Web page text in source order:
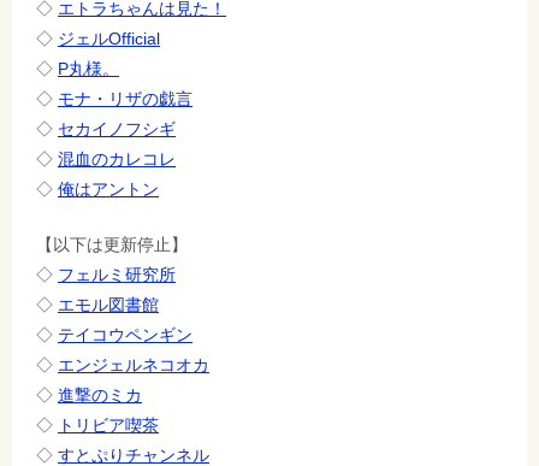
◇ エトラちゃんは見た！
◇ ジェルOfficial
◇ P丸様。
◇ モナ・リザの戯言
◇ セカイノフシギ
◇ 混血のカレコレ
◇ 俺はアントン
【以下は更新停止】
◇ フェルミ研究所
◇ エモル図書館
◇ テイコウペンギン
◇ エンジェルネコオカ
◇ 進撃のミカ
◇ トリビア喫茶
◇ すとぷりチャンネル